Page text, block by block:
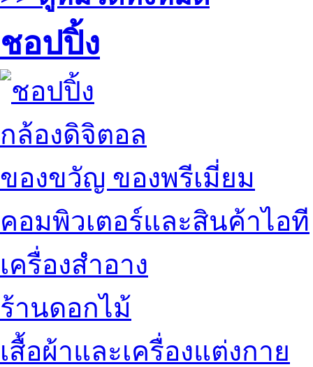
ชอปปิ้ง
กล้องดิจิตอล
ของขวัญ ของพรีเมี่ยม
คอมพิวเตอร์และสินค้าไอที
เครื่องสำอาง
ร้านดอกไม้
เสื้อผ้าและเครื่องแต่งกาย